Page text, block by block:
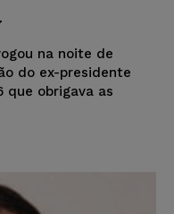
na noite de
do ex-presidente
que obrigava as